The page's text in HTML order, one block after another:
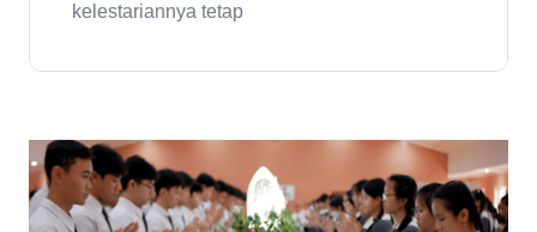
kelestariannya tetap